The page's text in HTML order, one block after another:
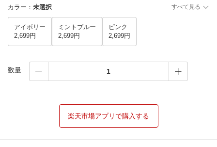
カラー ： 未選択 すべて見る
アイボリー
2,699円
ミントブルー
2,699円
ピンク
2,699円
数量
楽天市場アプリで購入する